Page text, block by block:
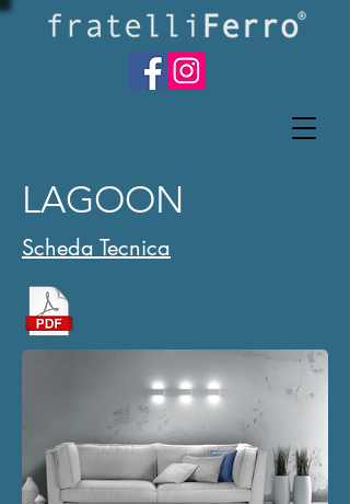
LAGOON
Scheda Tecnica